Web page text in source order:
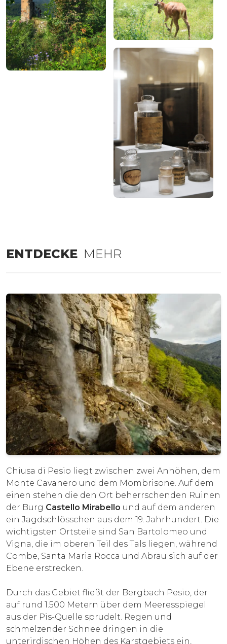
ENTDECKE MEHR
Chiusa di Pesio liegt zwischen zwei Anhöhen, dem
Monte Cavanero und dem Mombrisone. Auf dem
einen stehen die den Ort beherrschenden Ruinen
der Burg Castello Mirabello und auf dem anderen
ein Jagdschlösschen aus dem 19. Jahrhundert. Die
wichtigsten Ortsteile sind San Bartolomeo und
Vigna, die im oberen Teil des Tals liegen, während
Combe, Santa Maria Rocca und Abrau sich auf der
Ebene erstrecken.
Durch das Gebiet fließt der Bergbach Pesio, der
auf rund 1.500 Metern über dem Meeresspiegel
aus der Pis-Quelle sprudelt. Regen und
schmelzender Schnee dringen in die
unterirdischen Höhen des Karstgebiets ein,